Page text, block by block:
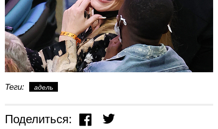
Теги: адель
Поделиться: